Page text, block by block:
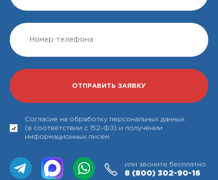
Согласие на обработку персональных данных
(в соответствии с 152-ФЗ) и получении
информационных писем
или звоните бесплатно
8 (800) 302-90-16